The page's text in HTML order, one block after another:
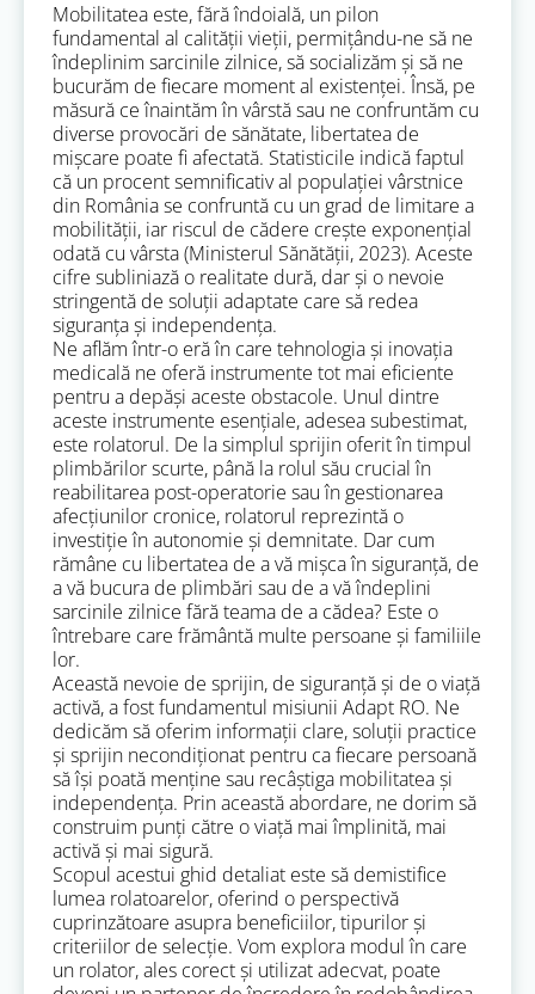
Mobilitatea este, fără îndoială, un pilon
fundamental al calității vieții, permițându-ne să ne
îndeplinim sarcinile zilnice, să socializăm și să ne
bucurăm de fiecare moment al existenței. Însă, pe
măsură ce înaintăm în vârstă sau ne confruntăm cu
diverse provocări de sănătate, libertatea de
mișcare poate fi afectată. Statisticile indică faptul
că un procent semnificativ al populației vârstnice
din România se confruntă cu un grad de limitare a
mobilității, iar riscul de cădere crește exponențial
odată cu vârsta (Ministerul Sănătății, 2023). Aceste
cifre subliniază o realitate dură, dar și o nevoie
stringentă de soluții adaptate care să redea
siguranța și independența.
Ne aflăm într-o eră în care tehnologia și inovația
medicală ne oferă instrumente tot mai eficiente
pentru a depăși aceste obstacole. Unul dintre
aceste instrumente esențiale, adesea subestimat,
este rolatorul. De la simplul sprijin oferit în timpul
plimbărilor scurte, până la rolul său crucial în
reabilitarea post-operatorie sau în gestionarea
afecțiunilor cronice, rolatorul reprezintă o
investiție în autonomie și demnitate. Dar cum
rămâne cu libertatea de a vă mișca în siguranță, de
a vă bucura de plimbări sau de a vă îndeplini
sarcinile zilnice fără teama de a cădea? Este o
întrebare care frământă multe persoane și familiile
lor.
Această nevoie de sprijin, de siguranță și de o viață
activă, a fost fundamentul misiunii Adapt RO. Ne
dedicăm să oferim informații clare, soluții practice
și sprijin necondiționat pentru ca fiecare persoană
să își poată menține sau recâștiga mobilitatea și
independența. Prin această abordare, ne dorim să
construim punți către o viață mai împlinită, mai
activă și mai sigură.
Scopul acestui ghid detaliat este să demistifice
lumea rolatoarelor, oferind o perspectivă
cuprinzătoare asupra beneficiilor, tipurilor și
criteriilor de selecție. Vom explora modul în care
un rolator, ales corect și utilizat adecvat, poate